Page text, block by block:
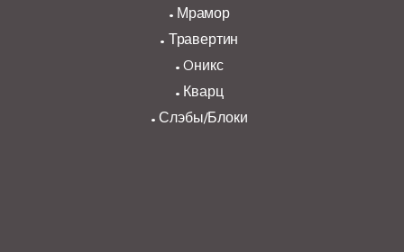
Мрамор
Травертин
Oникс
Кварц
Слэбы/Блоки